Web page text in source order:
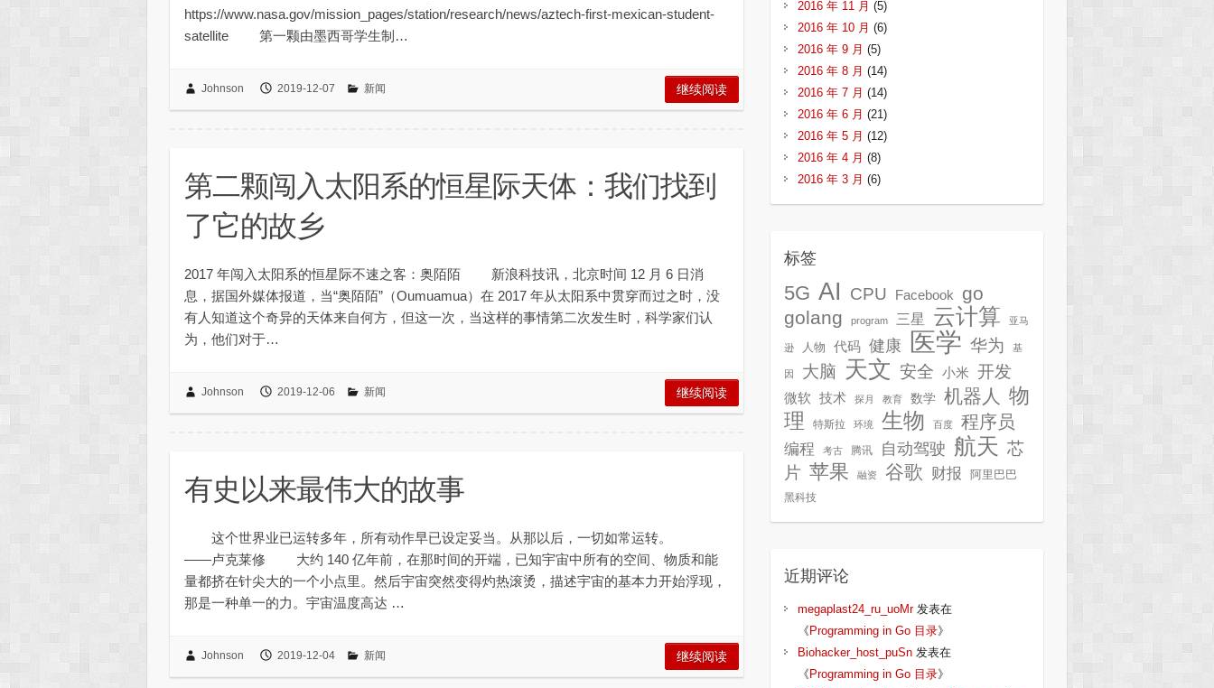
https://www.nasa.gov/mission_pages/station/research/news/aztech-first-mexican-student-
satellite 第一颗由墨西哥学生制…
Johnson 2019-12-07 新闻 继续阅读
第二颗闯入太阳系的恒星际天体：我们找到
了它的故乡
2017 年闯入太阳系的恒星际不速之客：奥陌陌 新浪科技讯，北京时间 12 月 6 日消
息，据国外媒体报道，当“奥陌陌”（Oumuamua）在 2017 年从太阳系中贯穿而过之时，没
有人知道这个奇异的天体来自何方，但这一次，当这样的事情第二次发生时，科学家们认
为，他们对于…
Johnson 2019-12-06 新闻 继续阅读
有史以来最伟大的故事
这个世界业已运转多年，所有动作早已设定妥当。从那以后，一切如常运转。
——卢克莱修 大约 140 亿年前，在那时间的开端，已知宇宙中所有的空间、物质和能
量都挤在针尖大的一个小点里。然后宇宙突然变得灼热滚烫，描述宇宙的基本力开始浮现，
那是一种单一的力。宇宙温度高达 …
Johnson 2019-12-04 新闻 继续阅读
2016 年 11 月 (5)
2016 年 10 月 (6)
2016 年 9 月 (5)
2016 年 8 月 (14)
2016 年 7 月 (14)
2016 年 6 月 (21)
2016 年 5 月 (12)
2016 年 4 月 (8)
2016 年 3 月 (6)
标签
5G AI CPU Facebook
go
golang
program 三星 云计算 亚马
逊 人物 代码 健康 医学 华为 基
因 大脑 天文 安全 小米 开发
微软 技术 探月 教育 数学 机器人 物
理
特斯拉 环境 生物 百度 程序员
编程 考古 腾讯 自动驾驶 航天 芯
片 苹果 融资 谷歌 财报 阿里巴巴
黑科技
近期评论
megaplast24_ru_uoMr发表在
《 Programming in Go 目录》
Biohacker_host_puSn发表在
《 Programming in Go 目录》